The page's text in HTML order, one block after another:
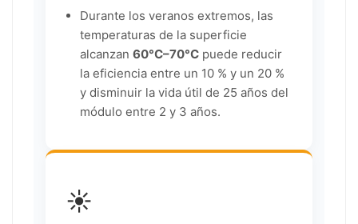
Durante los veranos extremos, las
temperaturas de la superficie
alcanzan 60°C–70°Cpuede reducir
la eficiencia entre un 10 % y un 20 %
y disminuir la vida útil de 25 años del
módulo entre 2 y 3 años.
☀️